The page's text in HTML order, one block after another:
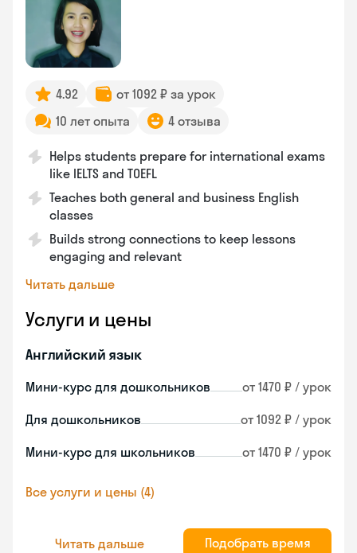
4.92
от 1092 ₽ за урок
10 лет опыта
4 отзыва
Helps students prepare for international exams
like IELTS and TOEFL
Teaches both general and business English
classes
Builds strong connections to keep lessons
engaging and relevant
Читать дальше
Услуги и цены
Английский язык
Мини-курс для дошкольников от 1470 ₽ / урок
Для дошкольников от 1092 ₽ / урок
Мини-курс для школьников от 1470 ₽ / урок
Все услуги и цены (4)
Читать дальше Подобрать время